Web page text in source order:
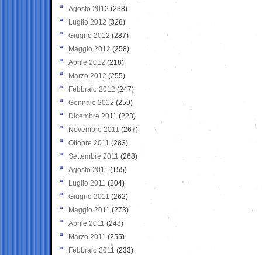
Agosto 2012 (238)
Luglio 2012 (328)
Giugno 2012 (287)
Maggio 2012 (258)
Aprile 2012 (218)
Marzo 2012 (255)
Febbraio 2012 (247)
Gennaio 2012 (259)
Dicembre 2011 (223)
Novembre 2011 (267)
Ottobre 2011 (283)
Settembre 2011 (268)
Agosto 2011 (155)
Luglio 2011 (204)
Giugno 2011 (262)
Maggio 2011 (273)
Aprile 2011 (248)
Marzo 2011 (255)
Febbraio 2011 (233)